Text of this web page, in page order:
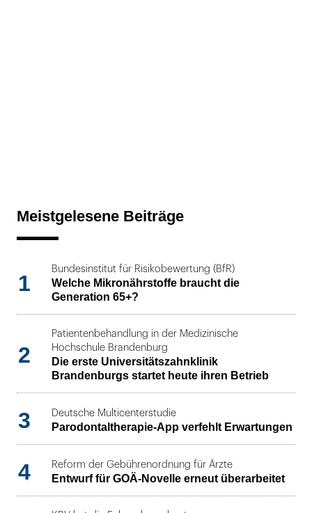
Meistgelesene Beiträge
1
Bundesinstitut für Risikobewertung (BfR)
Welche Mikronährstoffe braucht die
Generation 65+?
2
Patientenbehandlung in der Medizinische
Hochschule Brandenburg
Die erste Universitätszahnklinik
Brandenburgs startet heute ihren Betrieb
3 Deutsche Multicenterstudie
Parodontaltherapie-App verfehlt Erwartungen
4 Reform der Gebührenordnung für Ärzte
Entwurf für GOÄ-Novelle erneut überarbeitet